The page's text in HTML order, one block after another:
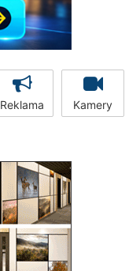
Reklama Kamery